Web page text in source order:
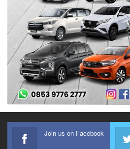
Join us on Facebook